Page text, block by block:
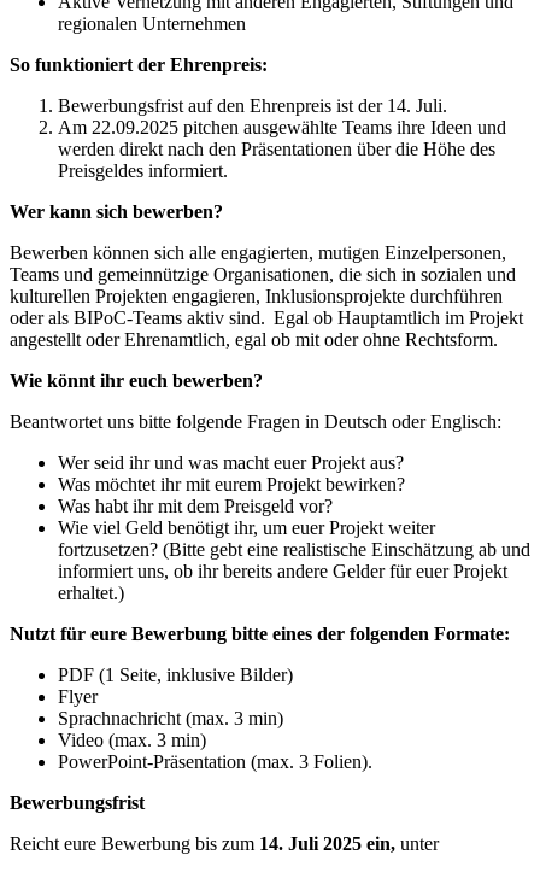
regionalen Unternehmen
So funktioniert der Ehrenpreis:
Bewerbungsfrist auf den Ehrenpreis ist der 14. Juli.
Am 22.09.2025 pitchen ausgewählte Teams ihre Ideen und
werden direkt nach den Präsentationen über die Höhe des
Preisgeldes informiert.
Wer kann sich bewerben?
Bewerben können sich alle engagierten, mutigen Einzelpersonen,
Teams und gemeinnützige Organisationen, die sich in sozialen und
kulturellen Projekten engagieren, Inklusionsprojekte durchführen
oder als BIPoC-Teams aktiv sind. Egal ob Hauptamtlich im Projekt
angestellt oder Ehrenamtlich, egal ob mit oder ohne Rechtsform.
Wie könnt ihr euch bewerben?
Beantwortet uns bitte folgende Fragen in Deutsch oder Englisch:
Wer seid ihr und was macht euer Projekt aus?
Was möchtet ihr mit eurem Projekt bewirken?
Was habt ihr mit dem Preisgeld vor?
Wie viel Geld benötigt ihr, um euer Projekt weiter
fortzusetzen? (Bitte gebt eine realistische Einschätzung ab und
informiert uns, ob ihr bereits andere Gelder für euer Projekt
erhaltet.)
Nutzt für eure Bewerbung bitte eines der folgenden Formate:
PDF (1 Seite, inklusive Bilder)
Flyer
Sprachnachricht (max. 3 min)
Video (max. 3 min)
PowerPoint-Präsentation (max. 3 Folien).
Bewerbungsfrist
Reicht eure Bewerbung bis zum 14. Juli 2025 ein, unter